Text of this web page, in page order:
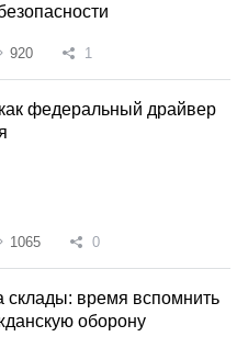
920 1
федеральный драйвер
1065 0
склады: время вспомнить
оборону